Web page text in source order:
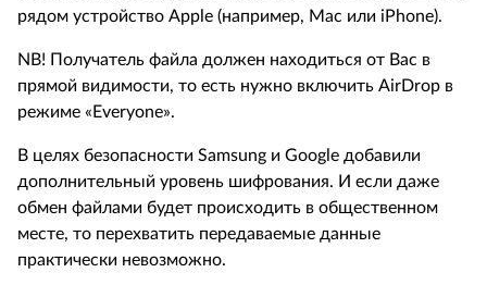
рядом устройство Apple (например, Mac или iPhone).
NB! Получатель файла должен находиться от Вас в
прямой видимости, то есть нужно включить AirDrop в
режиме « Everyone».
В целях безопасности Samsung и Google добавили
дополнительный уровень шифрования. И если даже
обмен файлами будет происходить в общественном
месте, то перехватить передаваемые данные
практически невозможно.